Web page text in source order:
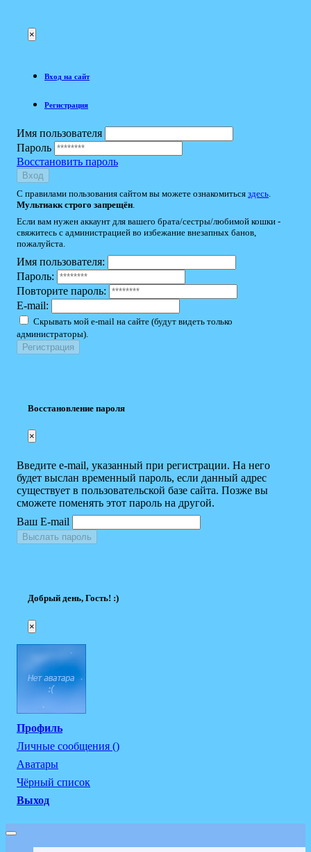
×
Вход на сайт
Регистрация
Имя пользователя
Пароль
Восстановить пароль
Вход
С правилами пользования сайтом вы можете ознакомиться здесь
Мультиакк строго запрещён
Если вам нужен аккаунт для вашего брата/сестры/любимой кошки -
свяжитесь с администрацией во избежание внезапных банов,
пожалуйста.
Имя пользователя:
Пароль:
Повторите пароль:
E-mail:
Скрывать мой e-mail на сайте (будут видеть только
администраторы).
Восстановление пароля
×
Введите e-mail, указанный при регистрации. На него
будет выслан временный пароль, если данный адрес
существует в пользовательской базе сайта. Позже вы
сможете поменять этот пароль на другой.
Ваш E-mail
Выслать пароль
Добрый день, Гость! :)
×
Профиль
Личные сообщения ()
Аватары
Чёрный список
Выход